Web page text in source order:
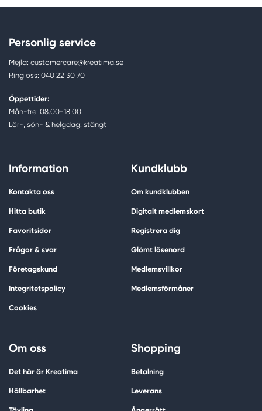
Personlig service
Mejla: customercare@kreatima.se
Ring oss: 040 22 30 70
Öppettider:
Mån-fre: 08.00-18.00
Lör-, sön- & helgdag: stängt
Information
Kontakta oss
Hitta butik
Favoritsidor
Frågor & svar
Företagskund
Integritetspolicy
Cookies
Kundklubb
Om kundklubben
Digitalt medlemskort
Registrera dig
Glömt lösenord
Medlemsvillkor
Medlemsförmåner
Om oss
Det här är Kreatima
Hållbarhet
Shopping
Betalning
Leverans